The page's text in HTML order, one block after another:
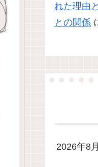
れた理由
との関係
2026年8月